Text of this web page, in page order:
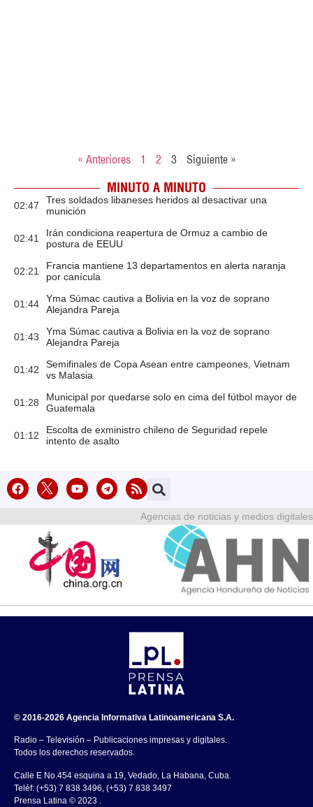
« Anteriores 1 2 3 Siguiente »
MINUTO A MINUTO
02:47
Tres soldados libaneses heridos al desactivar una
munición
02:41
Irán condiciona reapertura de Ormuz a cambio de
postura de EEUU
02:21
Francia mantiene 13 departamentos en alerta naranja
por canícula
01:44
Yma Súmac cautiva a Bolivia en la voz de soprano
Alejandra Pareja
01:43
Yma Súmac cautiva a Bolivia en la voz de soprano
Alejandra Pareja
01:42
Semifinales de Copa Asean entre campeones, Vietnam
vs Malasia
01:28
Municipal por quedarse solo en cima del fútbol mayor de
Guatemala
01:12
Escolta de exministro chileno de Seguridad repele
intento de asalto
Agencias de noticias y medios digitales
© 2016-2026 Agencia Informativa Latinoamericana S.A.
Radio – Televisión – Publicaciones impresas y digitales.
Todos los derechos reservados.
Calle E No.454 esquina a 19, Vedado, La Habana, Cuba.
Teléf: (+53) 7 838 3496, (+53) 7 838 3497
Prensa Latina © 2023 .